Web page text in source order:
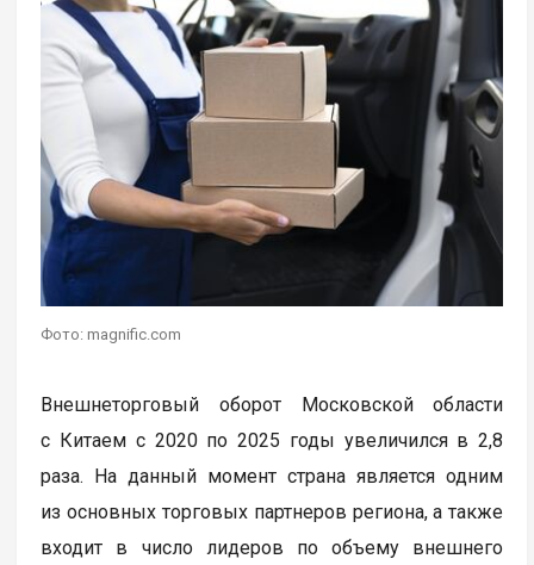
Фото: magnific.com
Внешнеторговый оборот Московской области
с Китаем с 2020 по 2025 годы увеличился в 2,8
раза. На данный момент страна является одним
из основных торговых партнеров региона, а также
входит в число лидеров по объему внешнего